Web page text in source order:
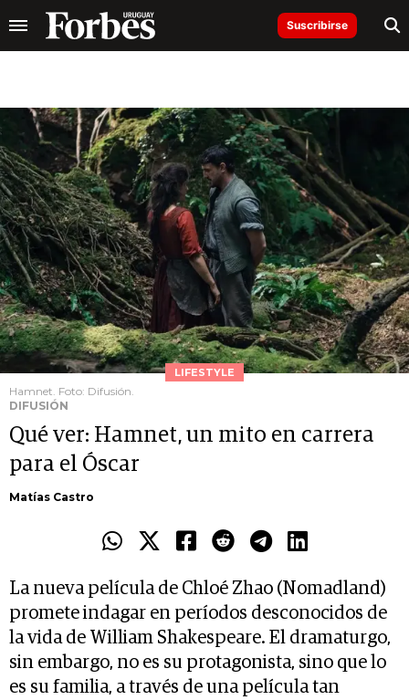
Suscribirse
LIFESTYLE
Hamnet. Foto: Difusión.
DIFUSIÓN
Qué ver: Hamnet, un mito en carrera
para el Óscar
Matías Castro
La nueva película de Chloé Zhao (Nomadland)
promete indagar en períodos desconocidos de
la vida de William Shakespeare. El dramaturgo,
sin embargo, no es su protagonista, sino que lo
es su familia, a través de una película tan